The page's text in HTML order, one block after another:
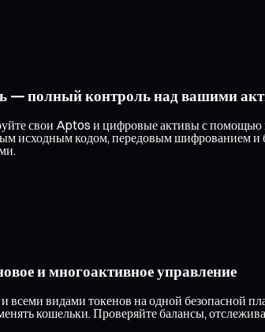
— полный контроль над вашими
свои Aptos и цифровые активы с помощью
исходным кодом, передовым шифрованием и
и многоактивное управление
всеми видами токенов на одной безопасной
кошельки. Проверяйте балансы,